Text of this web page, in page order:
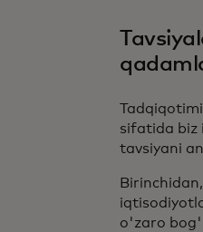
sifatida biz
tavsiyani
o'zaro